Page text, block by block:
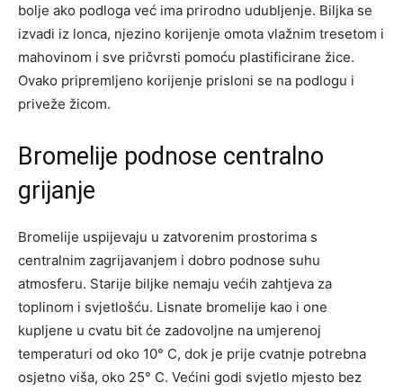
bolje ako podloga već ima prirodno udubljenje. Biljka se
izvadi iz lonca, njezino korijenje omota vlažnim tresetom i
mahovinom i sve pričvrsti pomoću plastificirane žice.
Ovako pripremljeno korijenje prisloni se na podlogu i
priveže žicom.
Bromelije podnose centralno
grijanje
Bromelije uspijevaju u zatvorenim prostorima s
centralnim zagrijavanjem i dobro podnose suhu
atmosferu. Starije biljke nemaju većih zahtjeva za
toplinom i svjetlošću. Lisnate bromelije kao i one
kupljene u cvatu bit će zadovoljne na umjerenoj
temperaturi od oko 10° C, dok je prije cvatnje potrebna
osjetno viša, oko 25° C. Većini godi svjetlo mjesto bez